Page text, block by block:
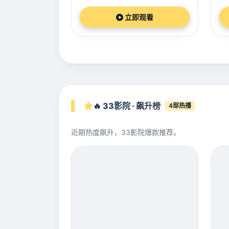
立即观看
🔥 33影院 · 飙升榜 4部热播
近期热度飙升，33影院爆款推荐。